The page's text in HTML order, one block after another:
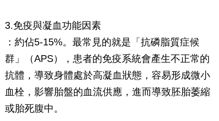
3.免疫與凝血功能因素
：約佔5-15%。最常見的就是「抗磷脂質症候
群」（APS），患者的免疫系統會產生不正常的
抗體，導致身體處於高凝血狀態，容易形成微小
血栓，影響胎盤的血流供應，進而導致胚胎萎縮
或胎死腹中。